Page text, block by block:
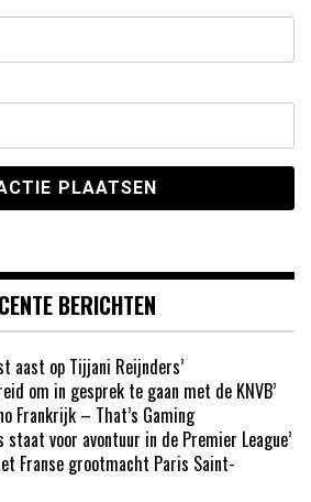
BERICHTEN
aast op Tijjani Reijnders’
om in gesprek te gaan met de KNVB’
Frankrijk – That’s Gaming
staat voor avontuur in de Premier League’
Franse grootmacht Paris Saint-